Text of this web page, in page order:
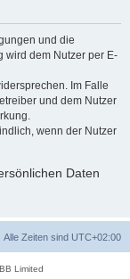
und die
wird dem Nutzer per E-
Im Falle
und dem Nutzer
wenn der Nutzer
Daten
Alle Zeiten sind UTC+02:00
Limited